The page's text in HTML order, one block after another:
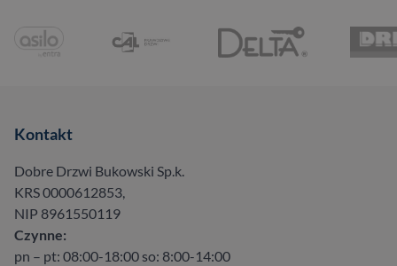
Kontakt
Dobre Drzwi Bukowski Sp.k.
KRS 0000612853,
NIP 8961550119
Czynne:
pn – pt: 08:00-18:00 so: 8:00-14:00